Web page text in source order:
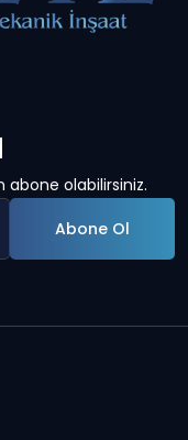
olabilirsiniz.
Abone Ol